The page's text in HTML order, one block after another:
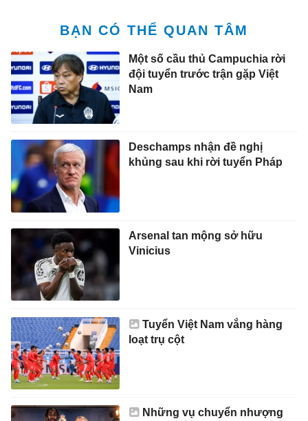
BẠN CÓ THỂ QUAN TÂM
Một số cầu thủ Campuchia rời
đội tuyển trước trận gặp Việt
Nam
Deschamps nhận đề nghị
khủng sau khi rời tuyển Pháp
Arsenal tan mộng sở hữu
Vinicius
Tuyển Việt Nam vắng hàng
loạt trụ cột
Những vụ chuyển nhượng